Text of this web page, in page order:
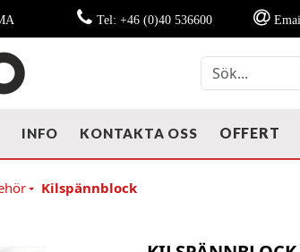
Tel: +46 (0)40 536600
INFO KONTAKTA OSS OFFERT
Kilspännblock